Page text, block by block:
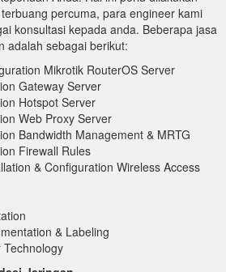
percuma, para engineer kami
konsultasi kepada anda. Beberapa jasa
adalah sebagai berikut:
Mikrotik RouterOS Server
Gateway Server
Hotspot Server
Web Proxy Server
Bandwidth Management & MRTG
Firewall Rules
& Configuration Wireless Access
& Labeling
Technology